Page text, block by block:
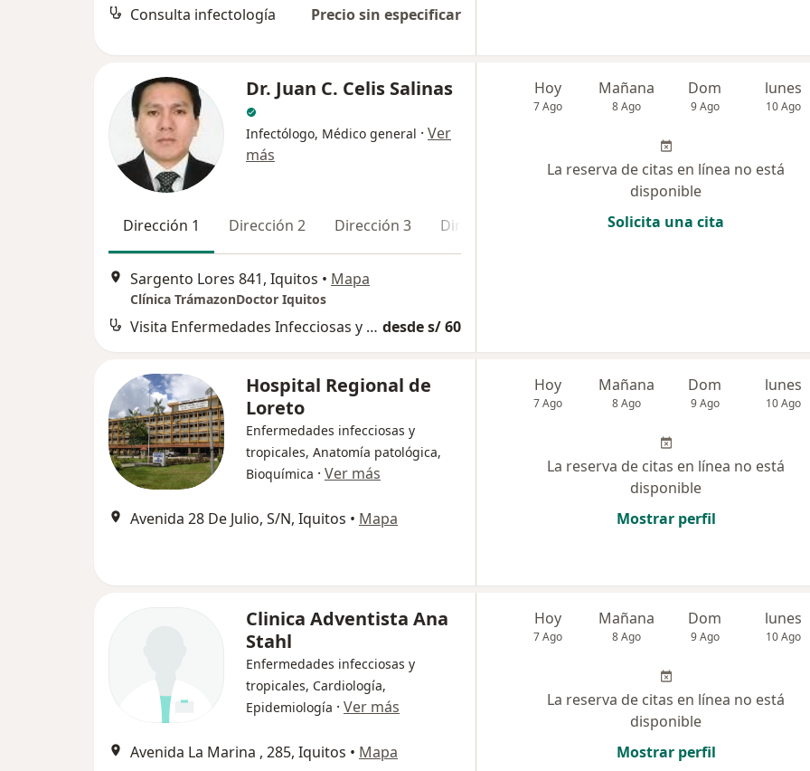
Consulta infectología Precio sin especificar
Dr. Juan C. Celis Salinas
Infectólogo, Médico general · Ver
más
Dirección 1 Dirección 2 Dirección 3 Dirección 4
Sargento Lores 841, Iquitos • Mapa
Clínica TrámazonDoctor Iquitos
Visita Enfermedades Infecciosas y Tropicales desde s/ 60
Hoy
7 Ago
Mañana
8 Ago
Dom
9 Ago
lunes
10 Ago
La reserva de citas en línea no está
disponible
Solicita una cita
Hospital Regional de
Loreto
Enfermedades infecciosas y
tropicales, Anatomía patológica,
Bioquímica · Ver más
Avenida 28 De Julio, S/N, Iquitos • Mapa
Hoy
7 Ago
Mañana
8 Ago
Dom
9 Ago
lunes
10 Ago
La reserva de citas en línea no está
disponible
Mostrar perfil
Clinica Adventista Ana
Stahl
Enfermedades infecciosas y
tropicales, Cardiología,
Epidemiología · Ver más
Avenida La Marina , 285, Iquitos • Mapa
Hoy
7 Ago
Mañana
8 Ago
Dom
9 Ago
lunes
10 Ago
La reserva de citas en línea no está
disponible
Mostrar perfil